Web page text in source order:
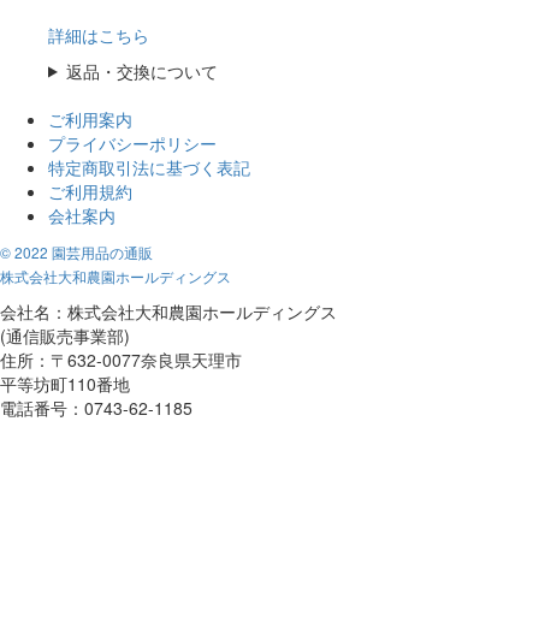
詳細はこちら
返品・交換について
ご利用案内
プライバシーポリシー
特定商取引法に基づく表記
ご利用規約
会社案内
© 2022 園芸用品の通販
株式会社大和農園ホールディングス
会社名：株式会社大和農園ホールディングス
(通信販売事業部)
住所：〒632-0077奈良県天理市
平等坊町110番地
電話番号：0743-62-1185